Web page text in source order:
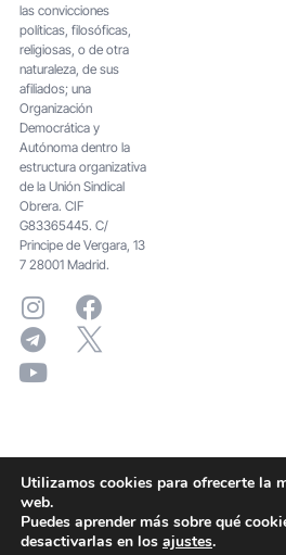
las convicciones
políticas, filosóficas,
religiosas, o de otra
naturaleza, de sus
afiliados; una
Organización
Democrática y
Autónoma dentro la
estructura organizativa
de la Unión Sindical
Obrera. CIF
G83365445. C/
Principe de Vergara, 13
7 28001 Madrid.
Utilizamos cookies para ofrecerte la
web.
Puedes aprender más sobre qué
desactivarlas en los ajustes.